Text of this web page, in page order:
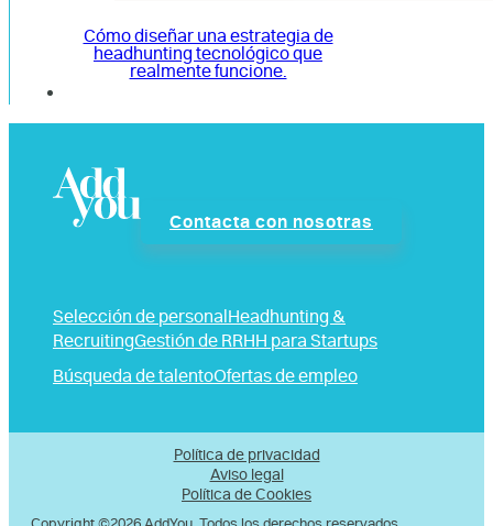
Cómo diseñar una estrategia de
headhunting tecnológico que
realmente funcione.
Contacta con nosotras
Selección de personal Headhunting &
RecruitingGestión de RRHH para Startups
Búsqueda de talentoOfertas de empleo
Política de privacidad
Aviso legal
Política de Cookies